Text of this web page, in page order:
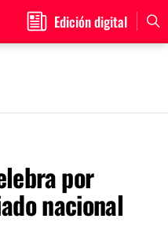
Edición digital
por
nacional